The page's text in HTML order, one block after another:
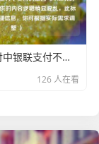
Steam支付中银联支付不支持的原因与ca722航班回国经过 （你提供的内容逻辑稍显混乱，此标题尽量涵盖了关键信息，你可根据实际需求调整 ）
126 人在看